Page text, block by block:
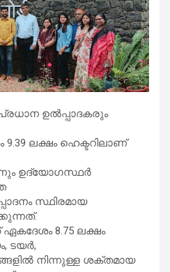
ഉൽപ്പാദകരും
ലക്ഷം ഹെക്ടറിലാണ്
ഉദ്യോഗസ്ഥർ
സ്ഥിരമായ
8.75 ലക്ഷം
ടയർ,
നിന്നുള്ള ശക്തമായ